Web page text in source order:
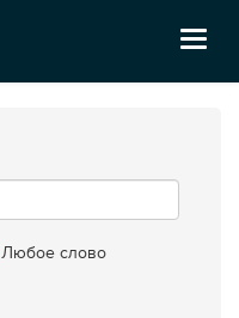
Любое слово